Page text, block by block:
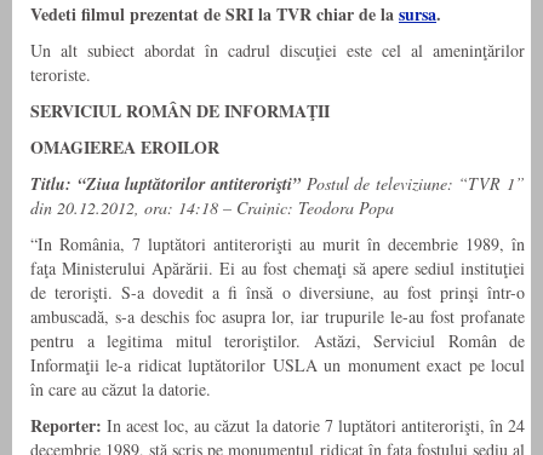
Vedeti filmul prezentat de SRI la TVR chiar de lasursa.
Un alt subiect abordat în cadrul discuţiei este cel al ameninţărilor
teroriste.
SERVICIUL ROMÂN DE INFORMAŢII
OMAGIEREA EROILOR
Titlu: “Ziua luptătorilor antiterorişti” Postul de televiziune: “TVR 1”
din 20.12.2012, ora: 14:18 – Crainic: Teodora Popa
“In România, 7 luptători antiterorişti au murit în decembrie 1989, în
faţa Ministerului Apărării. Ei au fost chemaţi să apere sediul instituţiei
de terorişti. S-a dovedit a fi însă o diversiune, au fost prinşi într-o
ambuscadă, s-a deschis foc asupra lor, iar trupurile le-au fost profanate
pentru a legitima mitul teroriştilor. Astăzi, Serviciul Român de
Informaţii le-a ridicat luptătorilor USLA un monument exact pe locul
în care au căzut la datorie.
Reporter: In acest loc, au căzut la datorie 7 luptători antiterorişti, în 24
decembrie 1989, stă scris pe monumentul ridicat în faţa fostului sediu al